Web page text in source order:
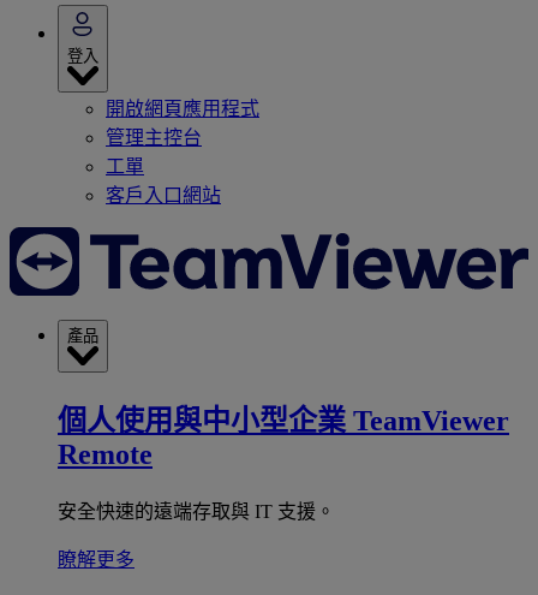
登入
開啟網頁應用程式
管理主控台
工單
客戶入口網站
產品
個人使用與中小型企業 TeamViewer
Remote
安全快速的遠端存取與 IT 支援。
瞭解更多